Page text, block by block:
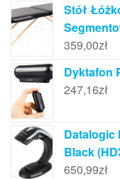
Stół
359,00zł
Dyktafon
247,16zł
Datalogic
Black
650,99zł